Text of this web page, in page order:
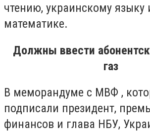
чтению, украинскому языку
математике.
Должны ввести
газ
В меморандуме с МВФ ,
подписали президент,
финансов и глава НБУ,